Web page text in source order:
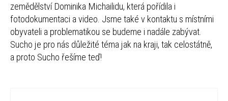
zemědělství Dominika Michailidu, která pořídila i
fotodokumentaci a video. Jsme také v kontaktu s místními
obyvateli a problematikou se budeme i nadále zabývat.
Sucho je pro nás důležité téma jak na kraji, tak celostátně,
a proto Sucho řešíme teď!